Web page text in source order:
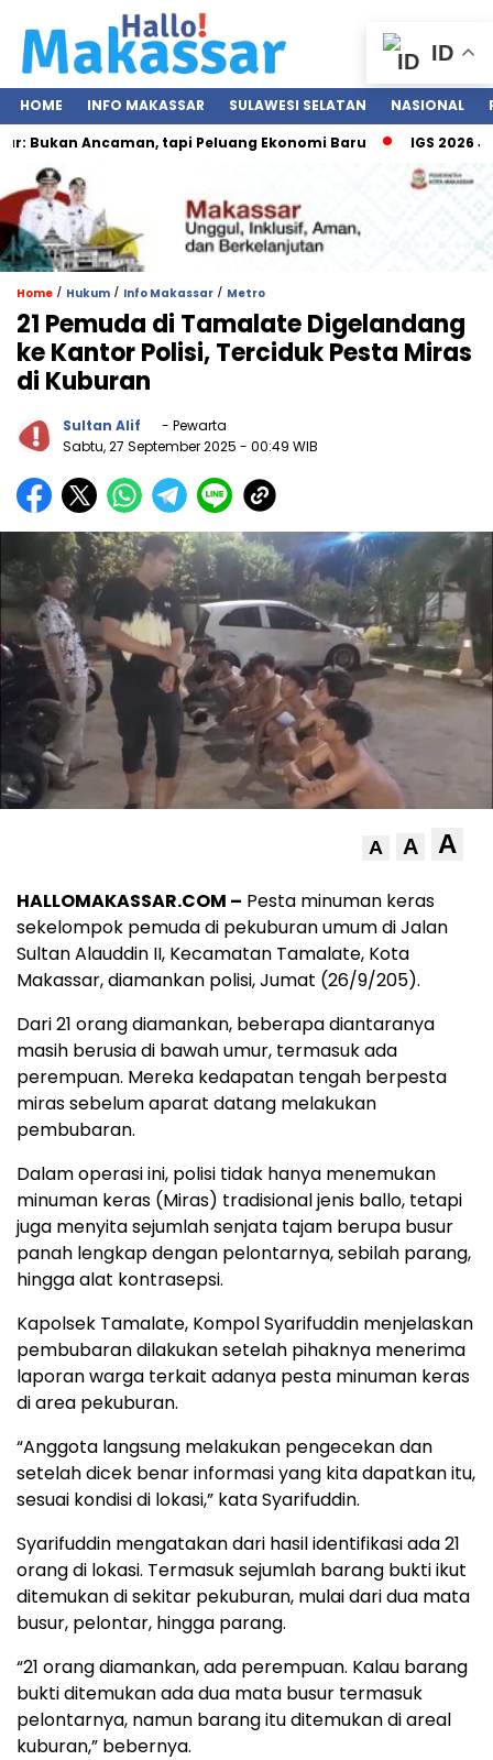
HOME INFO MAKASSAR SULAWESI SELATAN NASIONAL
Ancaman, tapi Peluang Ekonomi Baru
IGS 2026 Jadi
Home / Hukum / Info Makassar / Metro
21 Pemuda di Tamalate Digelandang
ke Kantor Polisi, Terciduk Pesta Miras
di Kuburan
Sultan Alif
- Pewarta
Sabtu, 27 September 2025 - 00:49 WIB
A A A
HALLOMAKASSAR.COM – Pesta minuman keras
sekelompok pemuda di pekuburan umum di Jalan
Sultan Alauddin II, Kecamatan Tamalate, Kota
Makassar, diamankan polisi, Jumat (26/9/205).
Dari 21 orang diamankan, beberapa diantaranya
masih berusia di bawah umur, termasuk ada
perempuan. Mereka kedapatan tengah berpesta
miras sebelum aparat datang melakukan
pembubaran.
Dalam operasi ini, polisi tidak hanya menemukan
minuman keras (Miras) tradisional jenis ballo, tetapi
juga menyita sejumlah senjata tajam berupa busur
panah lengkap dengan pelontarnya, sebilah parang,
hingga alat kontrasepsi.
Kapolsek Tamalate, Kompol Syarifuddin menjelaskan
pembubaran dilakukan setelah pihaknya menerima
laporan warga terkait adanya pesta minuman keras
di area pekuburan.
“Anggota langsung melakukan pengecekan dan
setelah dicek benar informasi yang kita dapatkan itu,
sesuai kondisi di lokasi,” kata Syarifuddin.
Syarifuddin mengatakan dari hasil identifikasi ada 21
orang di lokasi. Termasuk sejumlah barang bukti ikut
ditemukan di sekitar pekuburan, mulai dari dua mata
busur, pelontar, hingga parang.
“21 orang diamankan, ada perempuan. Kalau barang
bukti ditemukan ada dua mata busur termasuk
pelontarnya, namun barang itu ditemukan di areal
kuburan,” bebernya.
ID